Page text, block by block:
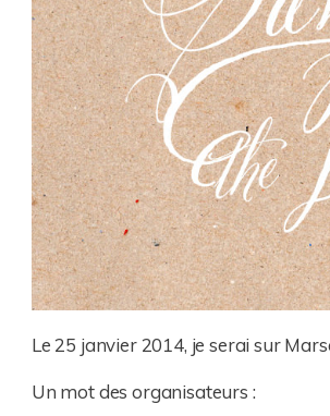
Le 25 janvier 2014, je serai sur
Un mot des organisateurs :